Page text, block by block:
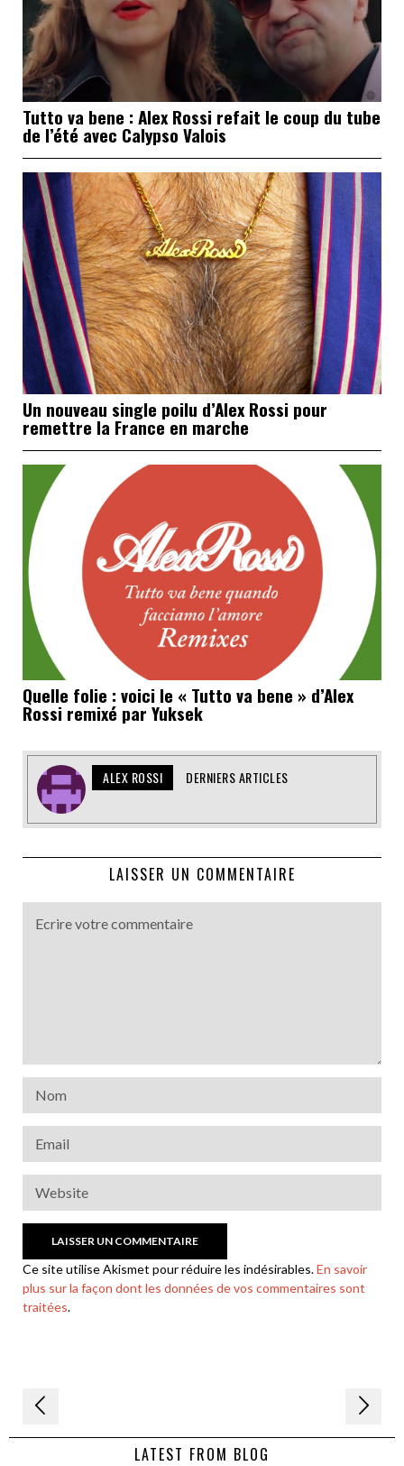
Tutto va bene : Alex Rossi refait le coup du tube
de l’été avec Calypso Valois
Un nouveau single poilu d’Alex Rossi pour
remettre la France en marche
Quelle folie : voici le « Tutto va bene » d’Alex
Rossi remixé par Yuksek
ALEX ROSSI DERNIERS ARTICLES
LAISSER UN COMMENTAIRE
Ce site utilise Akismet pour réduire les indésirables.En savoir
plus sur la façon dont les données de vos commentaires sont
traitées.
Navigation
de LATEST FROM BLOG